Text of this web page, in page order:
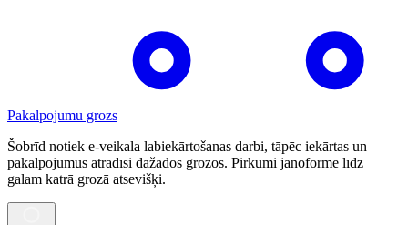
Pakalpojumu grozs
Šobrīd notiek e-veikala labiekārtošanas darbi, tāpēc iekārtas un
pakalpojumus atradīsi dažādos grozos. Pirkumi jānoformē līdz
galam katrā grozā atsevišķi.